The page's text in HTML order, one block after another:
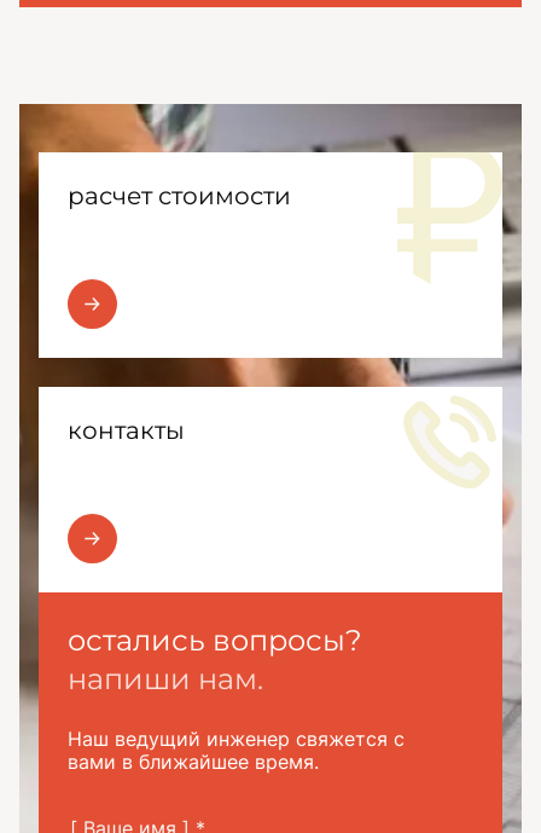
расчет стоимости
контакты
остались вопросы?
напиши нам.
Наш ведущий инженер свяжется с
вами в ближайшее время.